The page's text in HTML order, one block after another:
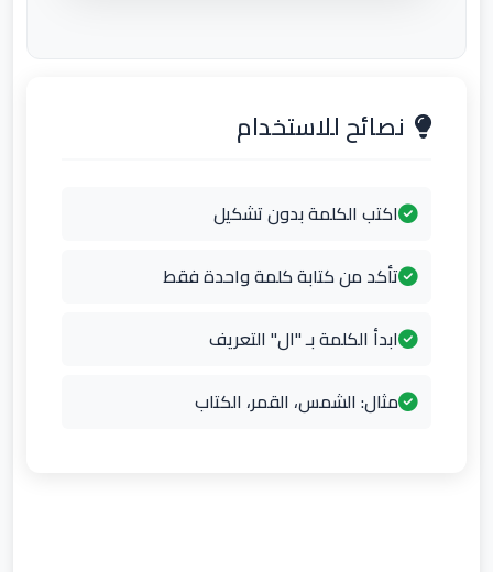
نصائح للاستخدام
اكتب الكلمة بدون تشكيل
تأكد من كتابة كلمة واحدة فقط
ابدأ الكلمة بـ "ال" التعريف
مثال: الشمس، القمر، الكتاب